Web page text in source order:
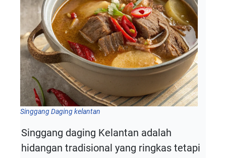
Singgang Daging kelantan
Singgang daging Kelantan adalah
hidangan tradisional yang ringkas tetapi